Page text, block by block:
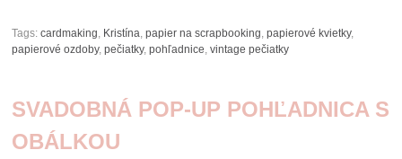
Tags:cardmaking, Kristína,papier na scrapbooking,papierové kvietky,
papierové ozdoby,pečiatky,pohľadnice,vintage pečiatky
SVADOBNÁ POP-UP POHĽADNICA S
OBÁLKOU